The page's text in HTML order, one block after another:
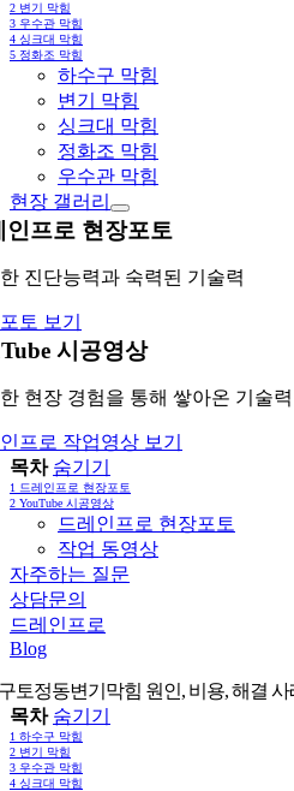
2 변기 막힘
3 우수관 막힘
4 싱크대 막힘
5 정화조 막힘
하수구 막힘
변기 막힘
싱크대 막힘
정화조 막힘
우수관 막힘
현장 갤러리
인프로 현장포토
진단능력과 숙력된 기술력
토 보기
시공영상
현장 경험을 통해 쌓아온 기술력
프로 작업영상 보기
목차 숨기기
1 드레인프로 현장포토
2 YouTube 시공영상
드레인프로 현장포토
작업 동영상
자주하는 질문
상담문의
드레인프로
Blog
토정동변기막힘 원인, 비용, 해결 사
목차 숨기기
1 하수구 막힘
2 변기 막힘
3 우수관 막힘
4 싱크대 막힘